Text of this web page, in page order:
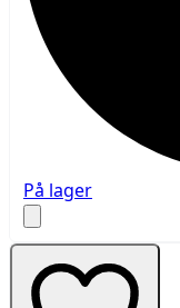
På lager